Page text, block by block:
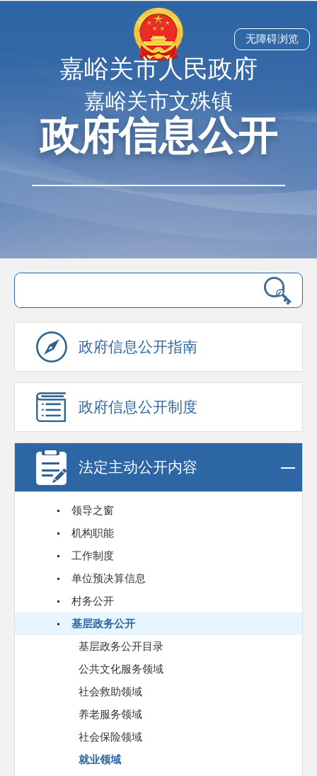
嘉峪关市人民政府
嘉峪关市文殊镇
政府信息公开
无障碍浏览
政府信息公开指南
政府信息公开制度
法定主动公开内容
领导之窗
机构职能
工作制度
单位预决算信息
村务公开
基层政务公开
基层政务公开目录
公共文化服务领域
社会救助领域
养老服务领域
社会保险领域
就业领域